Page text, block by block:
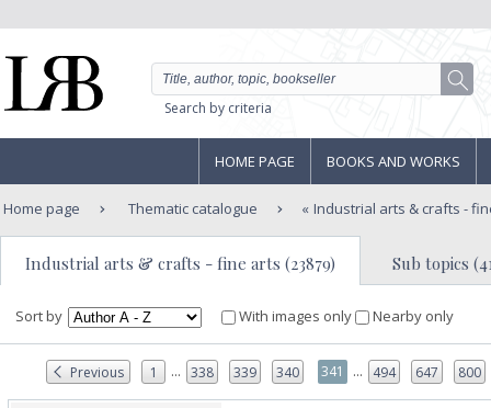
Search by criteria
HOME PAGE BOOKS AND WORKS
Home page Thematic catalogue Industrial arts & crafts -
Industrial arts & crafts - fine arts (23879) Sub topics
Sort by With images only Nearby only
Previous 1 ... 338 339 340 341 ... 494 647 800